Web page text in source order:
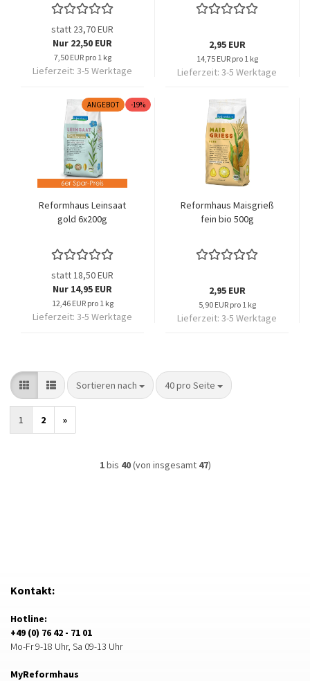
statt 23,70 EUR
Nur 22,50 EUR
7,50 EUR pro 1 kg
Lieferzeit: 3-5 Werktage
2,95 EUR
14,75 EUR pro 1 kg
Lieferzeit: 3-5 Werktage
ANGEBOT -19%
Reformhaus Leinsaat
gold 6x200g
statt 18,50 EUR
Nur 14,95 EUR
12,46 EUR pro 1 kg
Lieferzeit: 3-5 Werktage
Reformhaus Maisgrieß
fein bio 500g
2,95 EUR
5,90 EUR pro 1 kg
Lieferzeit: 3-5 Werktage
Sortieren nach
Sortieren nach 40 pro Seite
pro Seite
1 2 »
1bis 40(von insgesamt 47)
Kontakt:
Hotline:
+49 (0) 76 42 - 71 01
Mo-Fr 9-18 Uhr, Sa 09-13 Uhr
MyReformhaus